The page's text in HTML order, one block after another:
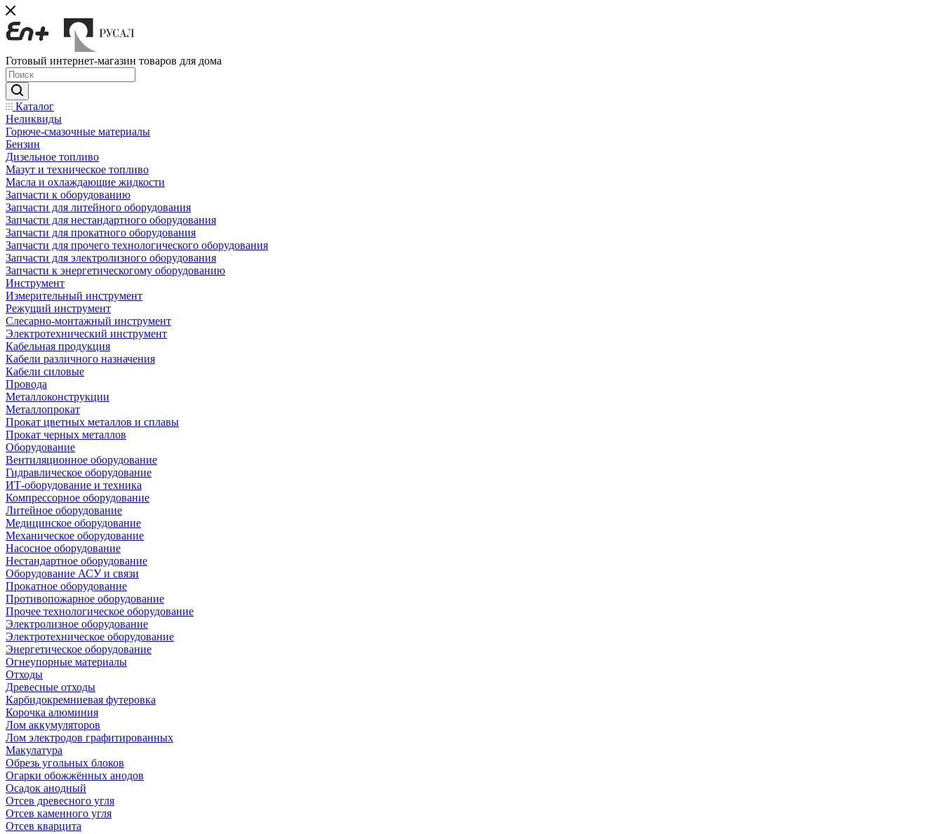
Готовый интернет-магазин товаров для дома
Каталог
Неликвиды
Горюче-смазочные материалы
Бензин
Дизельное топливо
Мазут и техническое топливо
Масла и охлаждающие жидкости
Запчасти к оборудованию
Запчасти для литейного оборудования
Запчасти для нестандартного оборудования
Запчасти для прокатного оборудования
Запчасти для прочего технологического оборудования
Запчасти для электролизного оборудования
Запчасти к энергетическогому оборудованию
Инструмент
Измерительный инструмент
Режущий инструмент
Слесарно-монтажный инструмент
Электротехнический инструмент
Кабельная продукция
Кабели различного назначения
Кабели силовые
Провода
Металлоконструкции
Металлопрокат
Прокат цветных металлов и сплавы
Прокат черных металлов
Оборудование
Вентиляционное оборудование
Гидравлическое оборудование
ИТ-оборудование и техника
Компрессорное оборудование
Литейное оборудование
Медицинское оборудование
Механическое оборудование
Насосное оборудование
Нестандартное оборудование
Оборудование АСУ и связи
Прокатное оборудование
Противопожарное оборудование
Прочее технологическое оборудование
Электролизное оборудование
Электротехническое оборудование
Энергетическое оборудование
Огнеупорные материалы
Отходы
Древесные отходы
Карбидокремниевая футеровка
Корочка алюминия
Лом аккумуляторов
Лом электродов графитированных
Макулатура
Обрезь угольных блоков
Огарки обожжённых анодов
Осадок анодный
Отсев древесного угля
Отсев каменного угля
Отсев кварцита